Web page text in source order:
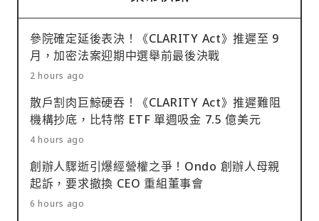
參院確定延後表決！《CLARITY Act》推遲至 9
月，加密法案迎期中選舉前最後決戰
2 hours ago
散戶割肉巨鯨硬吞！《CLARITY Act》推遲難阻
機構抄底，比特幣 ETF 單週吸金 7.5 億美元
4 hours ago
創辦人驟逝引爆經營權之爭！Ondo 創辦人母親
起訴，要求撤換 CEO 重組董事會
6 hours ago